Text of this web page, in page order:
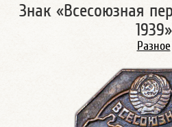
Знак «Всесоюзная
1939»
Разное